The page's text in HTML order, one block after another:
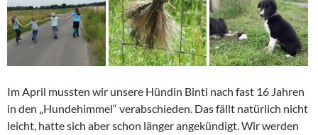
Im April mussten wir unsere Hündin Binti nach fast 16 Jahren
in den „Hundehimmel“ verabschieden. Das fällt natürlich nicht
leicht, hatte sich aber schon länger angekündigt. Wir werden